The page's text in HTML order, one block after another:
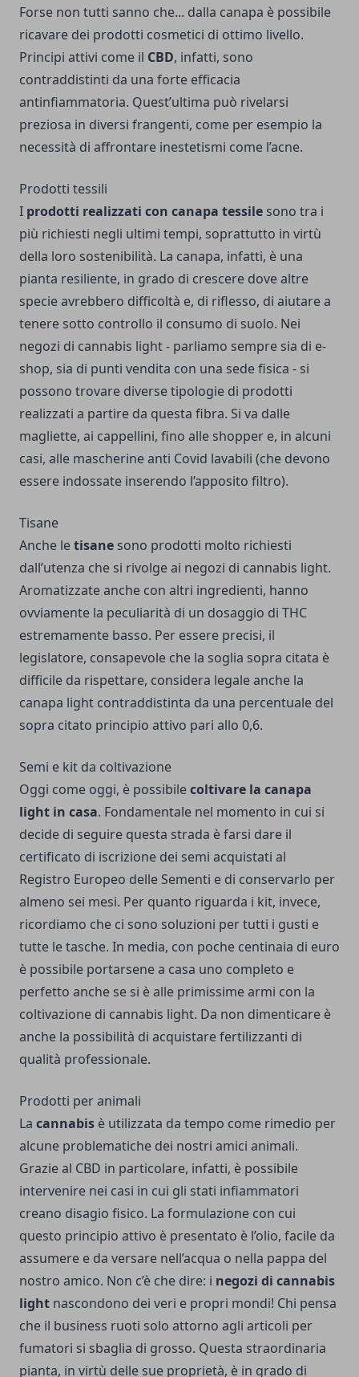
Forse non tutti sanno che... dalla canapa è possibile
ricavare dei prodotti cosmetici di ottimo livello.
Principi attivi come il CBD, infatti, sono
contraddistinti da una forte efficacia
antinfiammatoria. Quest’ultima può rivelarsi
preziosa in diversi frangenti, come per esempio la
necessità di affrontare inestetismi come l’acne.
Prodotti tessili
I prodotti realizzati con canapa tessile sono tra i
più richiesti negli ultimi tempi, soprattutto in virtù
della loro sostenibilità. La canapa, infatti, è una
pianta resiliente, in grado di crescere dove altre
specie avrebbero difficoltà e, di riflesso, di aiutare a
tenere sotto controllo il consumo di suolo. Nei
negozi di cannabis light - parliamo sempre sia di e-
shop, sia di punti vendita con una sede fisica - si
possono trovare diverse tipologie di prodotti
realizzati a partire da questa fibra. Si va dalle
magliette, ai cappellini, fino alle shopper e, in alcuni
casi, alle mascherine anti Covid lavabili (che devono
essere indossate inserendo l’apposito filtro).
Tisane
Anche letisane sono prodotti molto richiesti
dall’utenza che si rivolge ai negozi di cannabis light.
Aromatizzate anche con altri ingredienti, hanno
ovviamente la peculiarità di un dosaggio di THC
estremamente basso. Per essere precisi, il
legislatore, consapevole che la soglia sopra citata è
difficile da rispettare, considera legale anche la
canapa light contraddistinta da una percentuale del
sopra citato principio attivo pari allo 0,6.
Semi e kit da coltivazione
Oggi come oggi, è possibilecoltivare la canapa
light in casa. Fondamentale nel momento in cui si
decide di seguire questa strada è farsi dare il
certificato di iscrizione dei semi acquistati al
Registro Europeo delle Sementi e di conservarlo per
almeno sei mesi. Per quanto riguarda i kit, invece,
ricordiamo che ci sono soluzioni per tutti i gusti e
tutte le tasche. In media, con poche centinaia di euro
è possibile portarsene a casa uno completo e
perfetto anche se si è alle primissime armi con la
coltivazione di cannabis light. Da non dimenticare è
anche la possibilità di acquistare fertilizzanti di
qualità professionale.
Prodotti per animali
La cannabis è utilizzata da tempo come rimedio per
alcune problematiche dei nostri amici animali.
Grazie al CBD in particolare, infatti, è possibile
intervenire nei casi in cui gli stati infiammatori
creano disagio fisico. La formulazione con cui
questo principio attivo è presentato è l’olio, facile da
assumere e da versare nell’acqua o nella pappa del
nostro amico. Non c’è che dire: i negozi di cannabis
light nascondono dei veri e propri mondi! Chi pensa
che il business ruoti solo attorno agli articoli per
fumatori si sbaglia di grosso. Questa straordinaria
pianta, in virtù delle sue proprietà, è in grado di